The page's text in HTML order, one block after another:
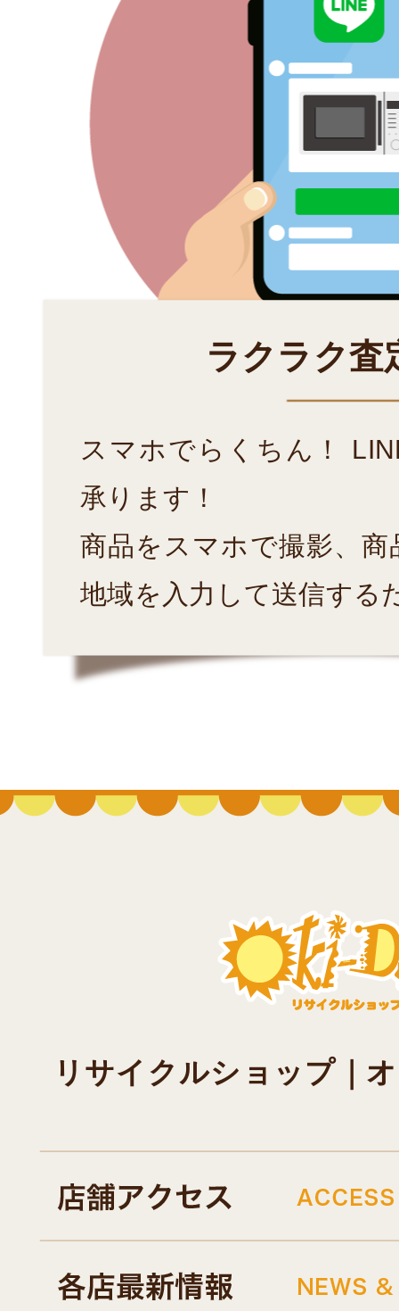
ラクラク査
スマホでらくちん！
承ります！
商品をスマホで撮影、
地域を入力して送信する
リサイクルショップ｜